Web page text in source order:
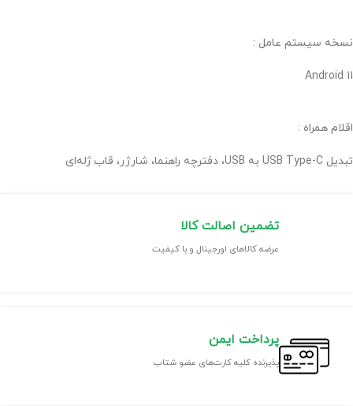
نسخه سیستم عامل :
Android 11
اقلام همراه :
تبدیل USB Type-C به USB، دفترچه‌ راهنما، شارژر، قاب ژله‌ای
تضمین اصالت کالا
عرضه کالاهای اورجینال و با کیفیت
پرداخت ایمن
پذیرنده کلیه کارت‌های عضو شتاب